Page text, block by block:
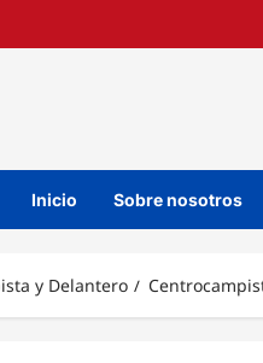
Inicio Sobre nosotros
y Delantero